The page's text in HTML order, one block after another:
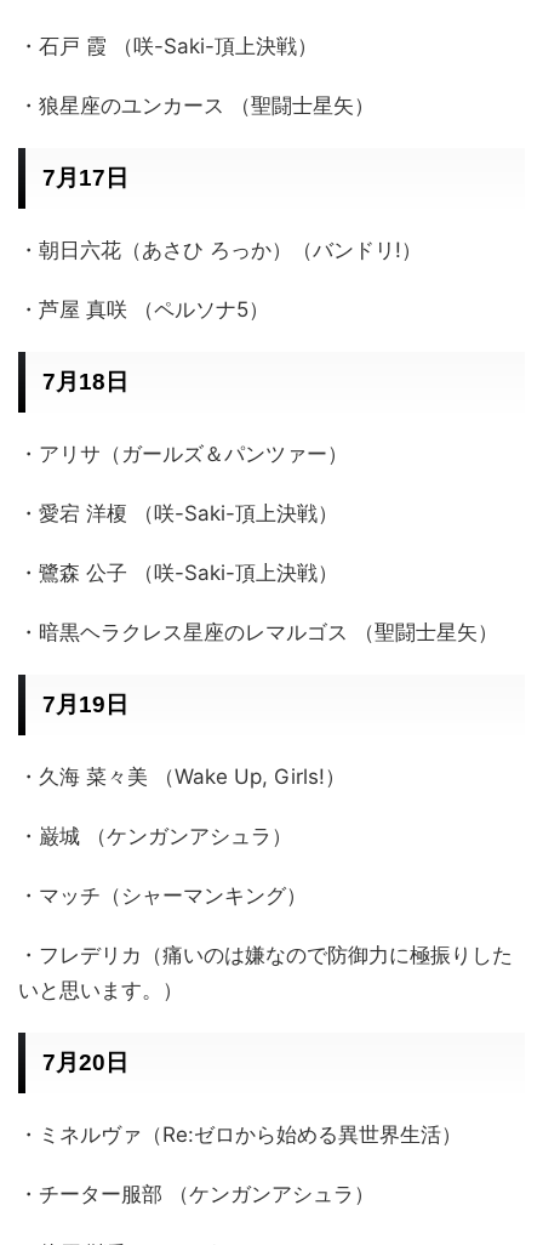
・石戸 霞 （咲-Saki-頂上決戦）
・狼星座のユンカース （聖闘士星矢）
7月17日
・朝日六花（あさひ ろっか）（バンドリ!）
・芦屋 真咲 （ペルソナ5）
7月18日
・アリサ（ガールズ＆パンツァー）
・愛宕 洋榎 （咲-Saki-頂上決戦）
・鷺森 公子 （咲-Saki-頂上決戦）
・暗黒ヘラクレス星座のレマルゴス （聖闘士星矢）
7月19日
・久海 菜々美 （Wake Up, Girls!）
・巌城 （ケンガンアシュラ）
・マッチ（シャーマンキング）
・フレデリカ（痛いのは嫌なので防御力に極振りした
いと思います。）
7月20日
・ミネルヴァ（Re:ゼロから始める異世界生活）
・チーター服部 （ケンガンアシュラ）